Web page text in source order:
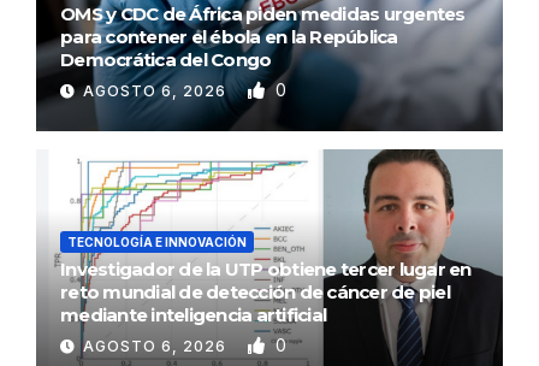
OMS y CDC de África piden medidas urgentes
para contener el ébola en la República
Democrática del Congo
AGOSTO 6, 2026 0
TECNOLOGÍA E INNOVACIÓN
Investigador de la UTP obtiene tercer lugar en
reto mundial de detección de cáncer de piel
mediante inteligencia artificial
AGOSTO 6, 2026 0